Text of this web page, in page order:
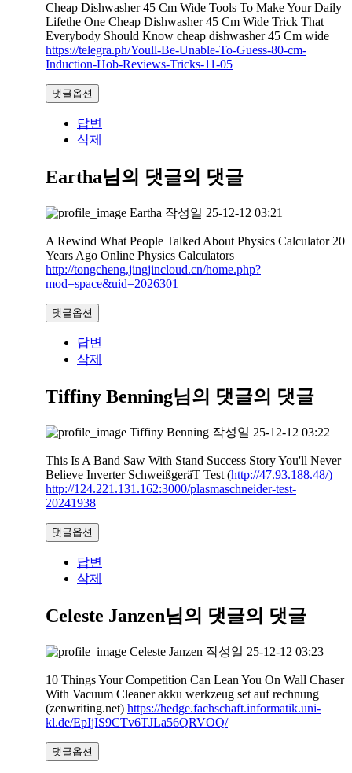
Cheap Dishwasher 45 Cm Wide Tools To Make Your Daily
Lifethe One Cheap Dishwasher 45 Cm Wide Trick That
Everybody Should Know cheap dishwasher 45 Cm wide
https://telegra.ph/Youll-Be-Unable-To-Guess-80-cm-
Induction-Hob-Reviews-Tricks-11-05
댓글옵션
답변
삭제
Eartha님의 댓글의 댓글
Eartha 작성일 25-12-12 03:21
A Rewind What People Talked About Physics Calculator 20
Years Ago Online Physics Calculators
http://tongcheng.jingjincloud.cn/home.php?
mod=space&uid=2026301
댓글옵션
답변
삭제
Tiffiny Benning님의 댓글의 댓글
Tiffiny Benning 작성일 25-12-12 03:22
This Is A Band Saw With Stand Success Story You'll Never
Believe Inverter SchweißgeräT Test (http://47.93.188.48/)
http://124.221.131.162:3000/plasmaschneider-test-
20241938
댓글옵션
답변
삭제
Celeste Janzen님의 댓글의 댓글
Celeste Janzen 작성일 25-12-12 03:23
10 Things Your Competition Can Lean You On Wall Chaser
With Vacuum Cleaner akku werkzeug set auf rechnung
(zenwriting.net) https://hedge.fachschaft.informatik.uni-
kl.de/EpIjIS9CTv6TJLa56QRVOQ/
댓글옵션